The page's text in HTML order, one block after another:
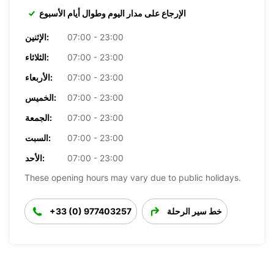
الإرجاع على مدار اليوم وطوال أيام الأسبوع
الإثنين:
07:00 - 23:00
الثلاثاء:
07:00 - 23:00
الأربعاء:
07:00 - 23:00
الخميس:
07:00 - 23:00
الجمعة:
07:00 - 23:00
السبت:
07:00 - 23:00
الأحد:
07:00 - 23:00
These opening hours may vary due to public holidays.
+33 (0) 977403257 خط سير الرحلة